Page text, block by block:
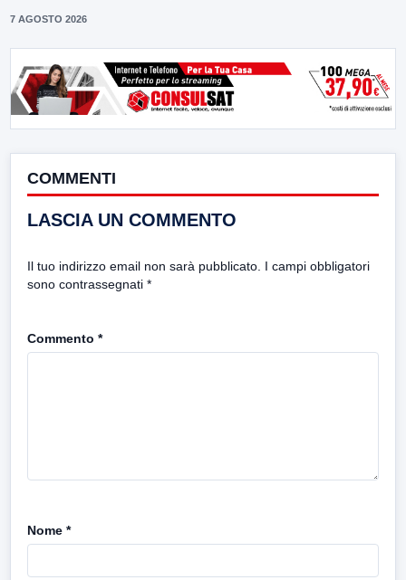
7 AGOSTO 2026
COMMENTI
LASCIA UN COMMENTO
Il tuo indirizzo email non sarà pubblicato. I campi obbligatori
sono contrassegnati *
Commento *
Nome *